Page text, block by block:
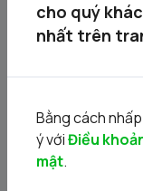
cho quý
nhất trên
Bằng cách
ý vớiĐiều
mật.